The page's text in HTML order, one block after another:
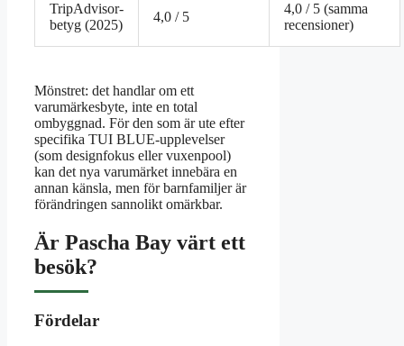
TripAdvisor-
betyg (2025)
4,0 / 5
4,0 / 5 (samma
recensioner)
Mönstret: det handlar om ett
varumärkesbyte, inte en total
ombyggnad. För den som är ute efter
specifika TUI BLUE-upplevelser
(som designfokus eller vuxenpool)
kan det nya varumärket innebära en
annan känsla, men för barnfamiljer är
förändringen sannolikt omärkbar.
Är Pascha Bay värt ett
besök?
Fördelar